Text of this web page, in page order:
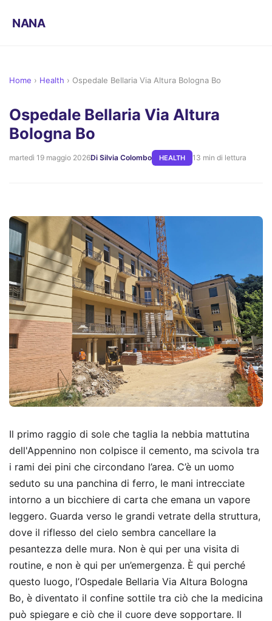
NANA
Home › Health › Ospedale Bellaria Via Altura Bologna Bo
Ospedale Bellaria Via Altura
Bologna Bo
martedì 19 maggio 2026Di Silvia Colombo HEALTH 13 min di lettura
Il primo raggio di sole che taglia la nebbia mattutina
dell'Appennino non colpisce il cemento, ma scivola tra
i rami dei pini che circondano l’area. C’è un uomo
seduto su una panchina di ferro, le mani intrecciate
intorno a un bicchiere di carta che emana un vapore
leggero. Guarda verso le grandi vetrate della struttura,
dove il riflesso del cielo sembra cancellare la
pesantezza delle mura. Non è qui per una visita di
routine, e non è qui per un’emergenza. È qui perché
questo luogo, l’Ospedale Bellaria Via Altura Bologna
Bo, è diventato il confine sottile tra ciò che la medicina
può spiegare e ciò che il cuore deve sopportare. Il